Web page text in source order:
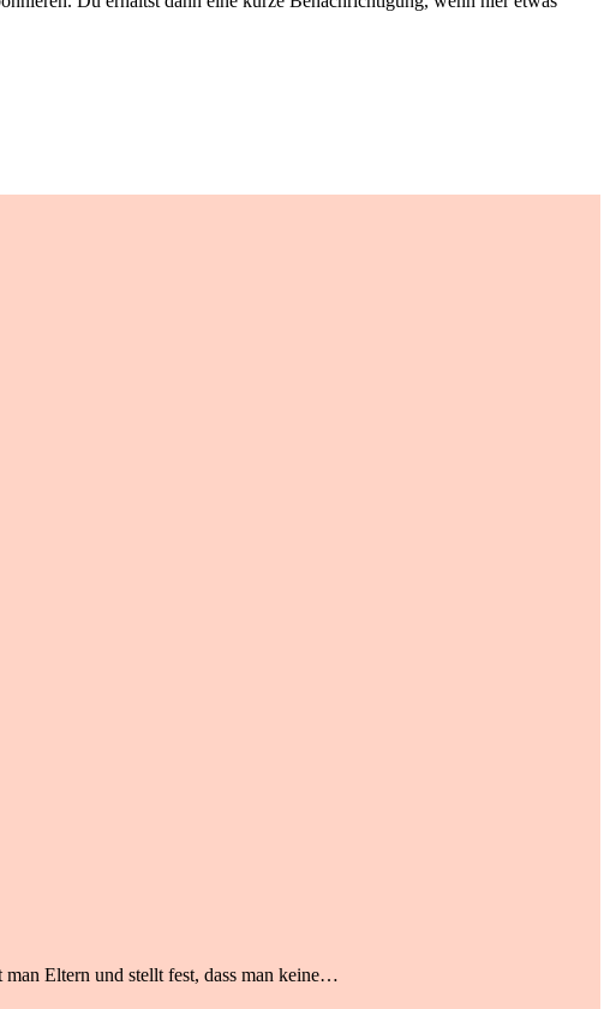
Eltern und stellt fest, dass man keine…